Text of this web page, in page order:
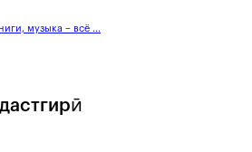
музыка – всё ...